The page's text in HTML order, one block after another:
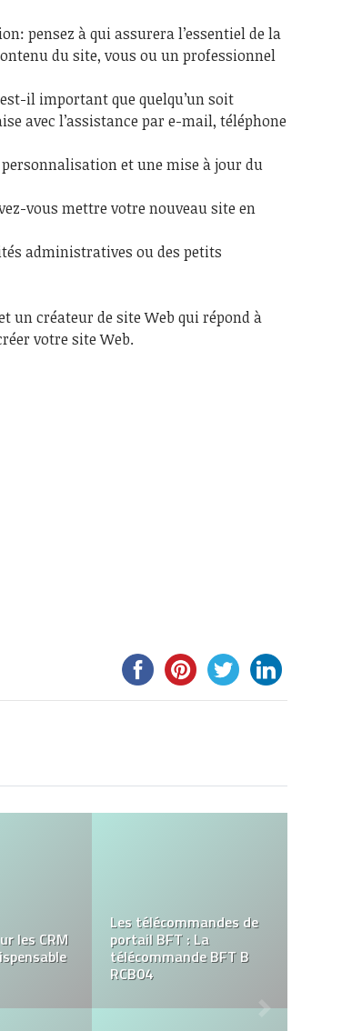
pensez à qui assurera l’essentiel de la
du site, vous ou un professionnel
il important que quelqu’un soit
avec l’assistance par e-mail, téléphone
et une mise à jour du
vous mettre votre nouveau site en
administratives ou des petits
un créateur de site Web qui répond à
votre site Web.
les
qui
?
3 choses à savoir avant
d’acheter des serveurs
d’occasion pour votre
entreprise